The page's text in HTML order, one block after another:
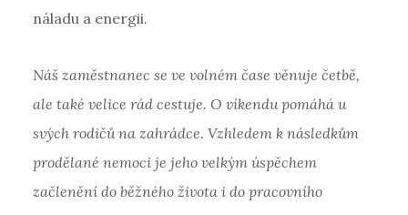
náladu a energii.
Náš zaměstnanec se ve volném čase věnuje četbě,
ale také velice rád cestuje. O víkendu pomáhá u
svých rodičů na zahrádce. Vzhledem k následkům
prodělané nemoci je jeho velkým úspěchem
začlenění do běžného života i do pracovního